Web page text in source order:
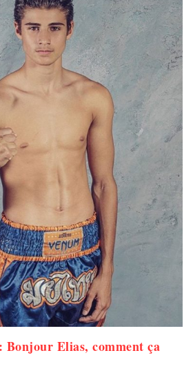
Bonjour Elias, comment ça